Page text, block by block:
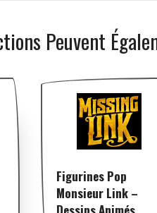
Peuvent
Figurines Pop
Monsieur Link –